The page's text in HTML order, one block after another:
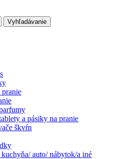
Vyhľadávanie
pranie
a pásiky na pranie
škvŕn
auto/ nábytok/a iné